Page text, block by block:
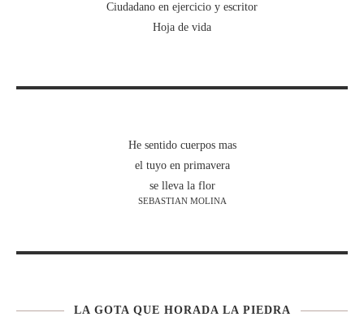
Ciudadano en ejercicio y escritor
Hoja de vida
He sentido cuerpos mas
el tuyo en primavera
se lleva la flor
SEBASTIAN MOLINA
LA GOTA QUE HORADA LA PIEDRA